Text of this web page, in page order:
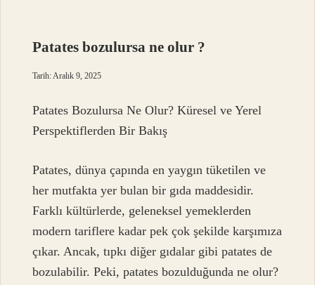
Patates bozulursa ne olur ?
Tarih: Aralık 9, 2025
Patates Bozulursa Ne Olur? Küresel ve Yerel
Perspektiflerden Bir Bakış
Patates, dünya çapında en yaygın tüketilen ve
her mutfakta yer bulan bir gıda maddesidir.
Farklı kültürlerde, geleneksel yemeklerden
modern tariflere kadar pek çok şekilde karşımıza
çıkar. Ancak, tıpkı diğer gıdalar gibi patates de
bozulabilir. Peki, patates bozulduğunda ne olur?